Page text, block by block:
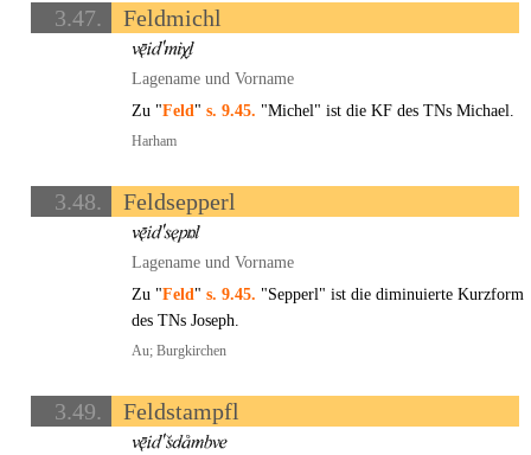
3.47. Feldmichl
Lagename und Vorname
Zu "Feld"s. 9.45. "Michel" ist die KF des TNs Michael.
Harham
3.48. Feldsepperl
Lagename und Vorname
Zu "Feld"s. 9.45. "Sepperl" ist die diminuierte Kurzform
des TNs Joseph.
Au; Burgkirchen
3.49. Feldstampfl